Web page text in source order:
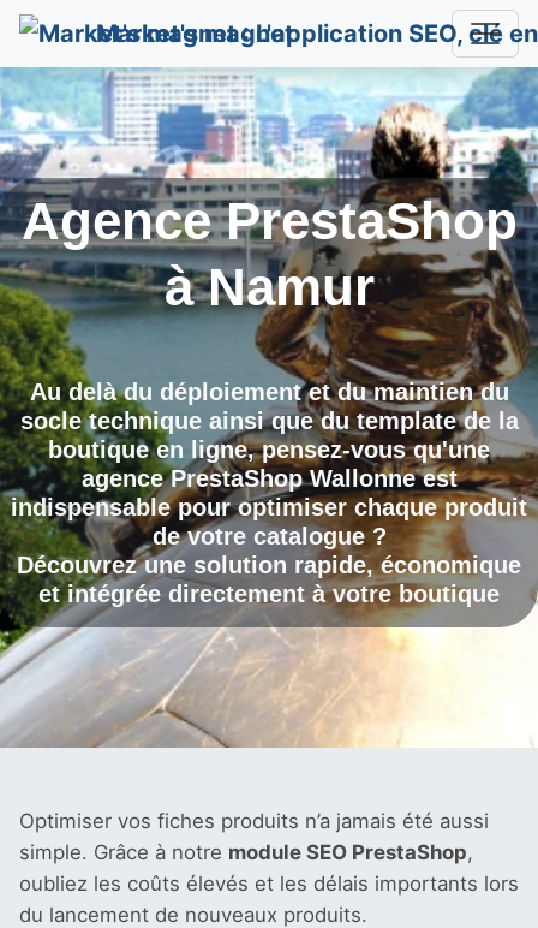
Market's magnet
Agence PrestaShop
àNamur
Au delà du déploiement et du maintien du
socle technique ainsi que du template de la
boutique en ligne, pensez-vous qu'une
agence PrestaShopWallonne est
indispensable pour optimiser chaque produit
de votre catalogue ?
Découvrez une solution rapide, économique
et intégrée directement à votre boutique
Optimiser vos fiches produits n’a jamais été aussi
simple. Grâce à notre module SEO PrestaShop,
oubliez les coûts élevés et les délais importants lors
du lancement de nouveaux produits.